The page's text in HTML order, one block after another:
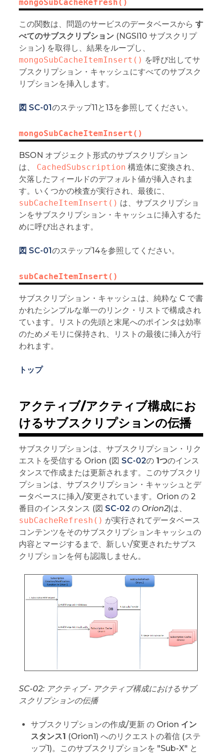
mongoSubCacheRefresh()
この関数は、問題のサービスのデータベースから す
べてのサブスクリプション(NGSI10 サブスクリプ
ション) を取得し、結果をループし、
mongoSubCacheItemInsert() を呼び出してサ
ブスクリプション・キャッシュにすべてのサブスク
リプションを挿入します。
図 SC-01のステップ11と13を参照してください。
mongoSubCacheItemInsert()
BSON オブジェクト形式のサブスクリプション
は、 CachedSubscription 構造体に変換され、
欠落したフィールドのデフォルト値が挿入されま
す。いくつかの検査が実行され、最後に、
subCacheItemInsert() は、サブスクリプショ
ンをサブスクリプション・キャッシュに挿入するた
めに呼び出されます。
図 SC-01のステップ14を参照してください。
subCacheItemInsert()
サブスクリプション・キャッシュは、純粋な C で書
かれたシンプルな単一のリンク・リストで構成され
ています。リストの先頭と末尾へのポインタは効率
のためメモリに保持され、リストの最後に挿入が行
われます。
トップ
アクティブ/アクティブ構成にお
けるサブスクリプションの伝播
サブスクリプションは、サブスクリプション・リク
エストを受信する Orion (図 SC-02の 1つのインス
タンスで作成または更新されます。このサブスクリ
プションは、サブスクリプション・キャッシュとデ
ータベースに挿入/変更されています。Orion の 2
番目のインスタンス (図 SC-02 の Orion2)は、
subCacheRefresh() が実行されてデータベース
コンテンツをそのサブスクリプションキャッシュの
内容とマージするまで、新しい/変更されたサブス
クリプションを何も認識しません。
SC-02: アクティブ - アクティブ構成におけるサブ
スクリプションの伝播
サブスクリプションの作成/更新 の Orion イン
スタンス1 (Orion1) へのリクエストの着信 (ステ
ップ1)。このサブスクリプションを "Sub-X" と